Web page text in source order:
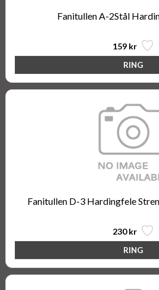
Fanitullen A-2Stål
159 kr
Fanitullen D-3 Hardingfele
230 kr